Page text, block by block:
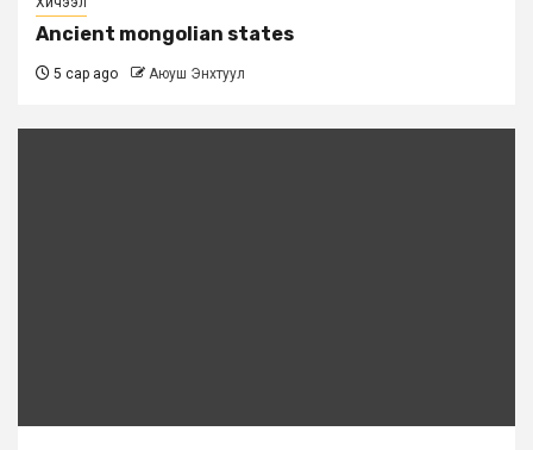
Ancient mongolian states
5 сар ago Аюуш Энхтуул